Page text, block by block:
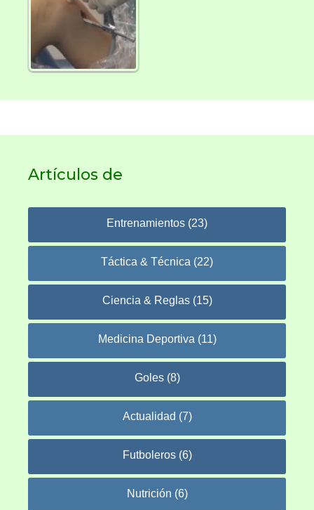
Artículos de
Entrenamientos (23)
Táctica & Técnica (22)
Ciencia & Reglas (15)
Medicina Deportiva (11)
Goles (8)
Actualidad (7)
Futboleros (6)
Nutrición (6)